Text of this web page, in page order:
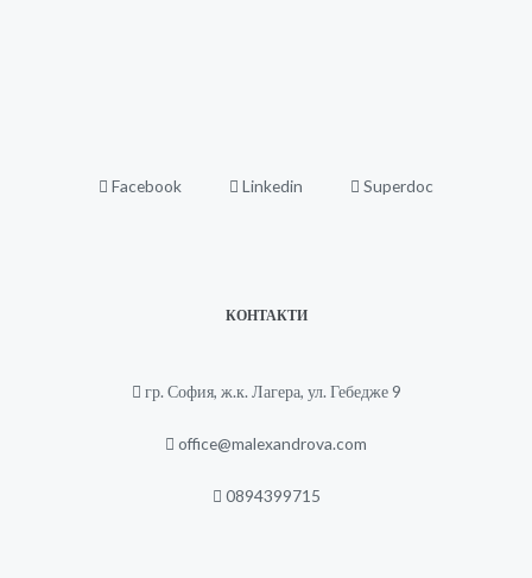
Facebook Linkedin Superdoc
КОНТАКТИ
гр. София, ж.к. Лагера, ул. Гебедже 9
office@malexandrova.com
0894399715